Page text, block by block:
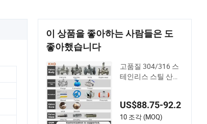
이 상품을 좋아하는 사람들은 도
좋아했습니다
고품질 304/316 스
테인리스 스틸 산업
로브 체크 극저온 볼
밸브
US$88.75-92.2
10 조각 (MOQ)